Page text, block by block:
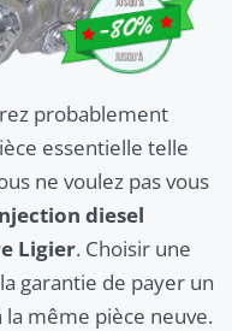
probablement
essentielle telle
ne voulez pas vous
diesel
Ligier. Choisir une
garantie de payer un
même pièce neuve.